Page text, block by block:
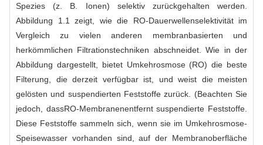
Spezies (z. B. Ionen) selektiv zurückgehalten werden.
Abbildung 1.1 zeigt, wie die RO-Dauerwellenselektivität im
Vergleich zu vielen anderen membranbasierten und
herkömmlichen Filtrationstechniken abschneidet. Wie in der
Abbildung dargestellt, bietet Umkehrosmose (RO) die beste
Filterung, die derzeit verfügbar ist, und weist die meisten
gelösten und suspendierten Feststoffe zurück. (Beachten Sie
jedoch, dassRO-Membranenentfernt suspendierte Feststoffe.
Diese Feststoffe sammeln sich, wenn sie im Umkehrosmose-
Speisewasser vorhanden sind, auf der Membranoberfläche